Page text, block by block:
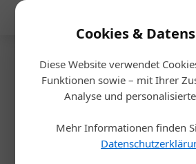
Cookies &
Diese Website verwendet
Funktionen sowie – mit Ihrer
Analyse und
Mehr Informationen finden
Startseite/Gastro &
Wettbewerb
Gastro-
Konzepte